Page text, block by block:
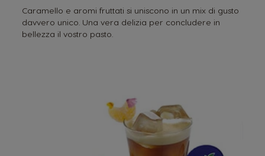
Caramello e aromi fruttati si uniscono in un mix di gusto
davvero unico. Una vera delizia per concludere in
bellezza il vostro pasto.